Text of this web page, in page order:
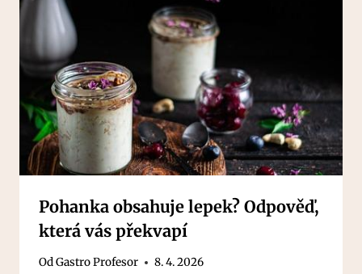
Pohanka obsahuje lepek? Odpověď,
která vás překvapí
OdGastro Profesor 8. 4. 2026